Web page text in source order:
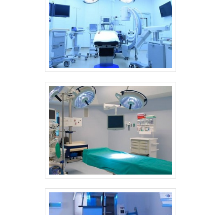
DE QUALIDADE NO SEGMENTO Na Sanders do
Brasil é possível encontrar o que há de
melhor em autoclave odontologica. É
possível encontrar itens variados com
tecnologia de ponta, como lavadoras
termodesinfectoras e secadoras de
traqueias. Tem rótulo de comprometida com
os serviços e segura, qualificações
possíveis pelo fato de a empresa possuir
escritório de alta qualidade onde são
realizadas as atividades e tecnologia
avançada. Esses fatores, somados a um time
com colaboradores treinados regularmente
e funcionários de alta qualidade, garantem
uma entrega de excelência de ponta a ponta.